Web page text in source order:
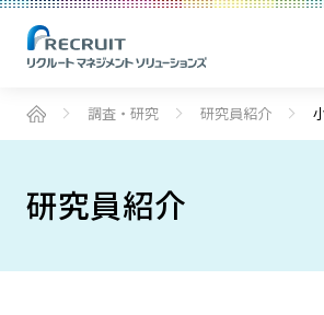
調査・研究 研究員紹介
研究員紹介